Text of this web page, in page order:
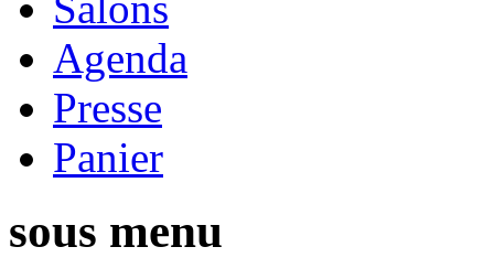
Agenda
Presse
Panier
sous menu